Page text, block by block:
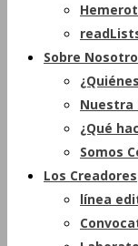
Sobre
Nuestra
¿Qué
Somos
Los Creadores
línea